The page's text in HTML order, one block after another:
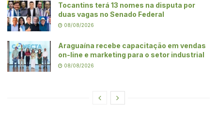
Tocantins terá 13 nomes na disputa por
duas vagas no Senado Federal
08/08/2026
Araguaína recebe capacitação em vendas
on-line e marketing para o setor industrial
08/08/2026